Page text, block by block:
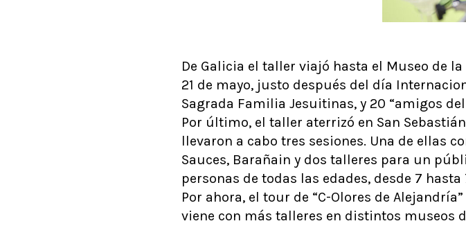
De Galicia el taller viajó hasta el Museo de
21 de mayo, justo después del día
Sagrada Familia Jesuitinas, y 20 “amigos
Por último, el taller aterrizó en San
llevaron a cabo tres sesiones. Una de ellas
Sauces, Barañain y dos talleres para un
personas de todas las edades, desde 7 hasta
Por ahora, el tour de “C-Olores de
viene con más talleres en distintos museos